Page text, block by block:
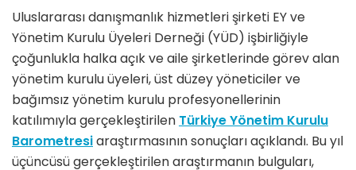
Uluslararası danışmanlık hizmetleri şirketi EY ve
Yönetim Kurulu Üyeleri Derneği (YÜD) işbirliğiyle
çoğunlukla halka açık ve aile şirketlerinde görev alan
yönetim kurulu üyeleri, üst düzey yöneticiler ve
bağımsız yönetim kurulu profesyonellerinin
katılımıyla gerçekleştirilen Türkiye Yönetim Kurulu
Barometresiaraştırmasının sonuçları açıklandı. Bu yıl
üçüncüsü gerçekleştirilen araştırmanın bulguları,